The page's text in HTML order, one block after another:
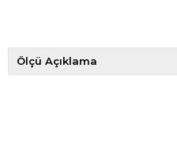
Ölçü Açıklama